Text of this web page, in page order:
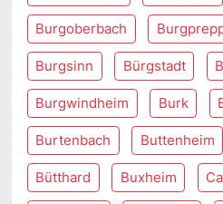
Burgoberbach
Burgsinn Bürgstadt
Burgwindheim Burk
Burtenbach Buttenheim
Bütthard Buxheim